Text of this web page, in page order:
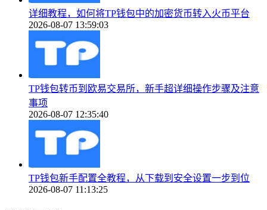
详细教程，如何将TP钱包中的加密货币转入火币平台
2026-08-07 13:59:03
TP钱包转币到欧易交易所，新手超详细操作步骤及注意
事项
2026-08-07 12:35:40
TP钱包新手配置全教程，从下载到安全设置一步到位
2026-08-07 11:13:25